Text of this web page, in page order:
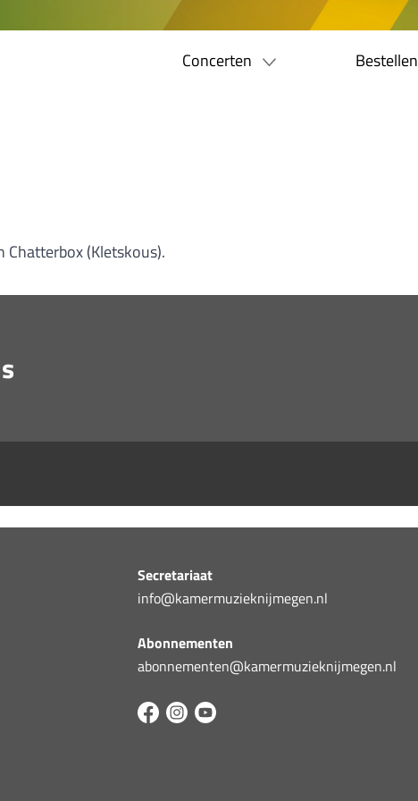
Concerten Bestellen
(Kletskous).
Secretariaat
info@kamermuzieknijmegen.nl
Abonnementen
abonnementen@kamermuzieknijmegen.nl